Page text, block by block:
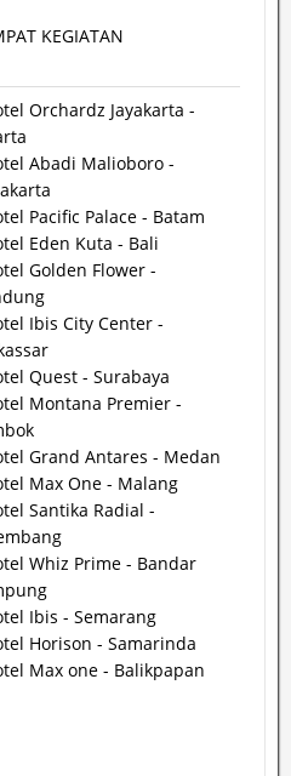
KEGIATAN
Orchardz Jayakarta -
Abadi Malioboro -
Pacific Palace - Batam
Eden Kuta - Bali
Golden Flower -
Ibis City Center -
Quest - Surabaya
Montana Premier -
Grand Antares - Medan
Max One - Malang
Santika Radial -
Whiz Prime - Bandar
Ibis - Semarang
Horison - Samarinda
Max one - Balikpapan